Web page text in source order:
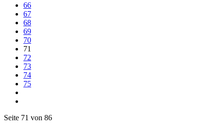
66
67
68
69
70
71
72
73
74
75
Seite 71 von 86